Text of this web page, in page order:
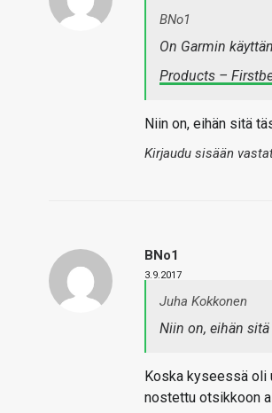
BNo1
On Garmin
Products –
Niin on, eihän sitä
Kirjaudu sisään
BNo1
3.9.2017
Juha Kokkonen
Niin on, eihän
Koska kyseessä oli
nostettu otsikkoon